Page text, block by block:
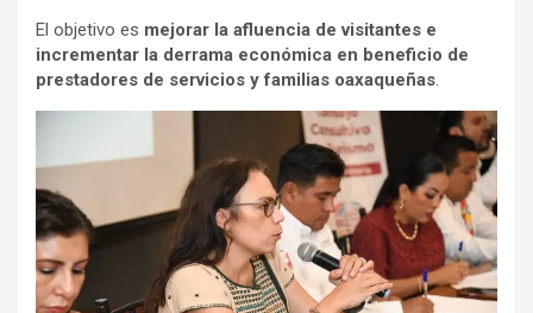
El objetivo es mejorar la afluencia de visitantes e
incrementar la derrama económica en beneficio de
prestadores de servicios y familias oaxaqueñas